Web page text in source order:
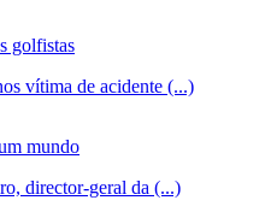
golfistas
vítima de acidente (...)
mundo
director-geral da (...)